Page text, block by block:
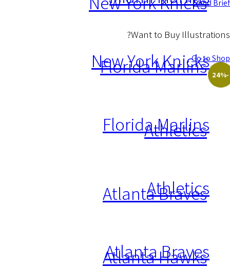
Florida Marlins
Athletics
Atlanta Braves
Atlanta Hawks
New York Knicks
Florida Marlins
Athletics
Atlanta Braves
Send Brief
Want to Buy Illustrations?
Go to Shop
-24%